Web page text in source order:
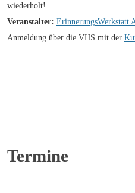
wiederholt!
Veranstalter: ErinnerungsWerkstatt
Anmeldung über die VHS mit der
Termine